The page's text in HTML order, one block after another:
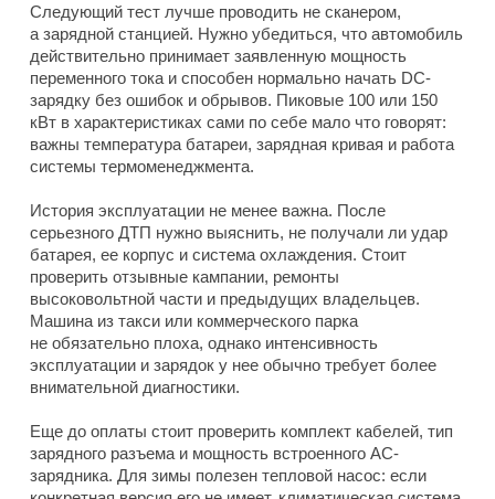
Следующий тест лучше проводить не сканером,
а зарядной станцией. Нужно убедиться, что автомобиль
действительно принимает заявленную мощность
переменного тока и способен нормально начать DC-
зарядку без ошибок и обрывов. Пиковые 100 или 150
кВт в характеристиках сами по себе мало что говорят:
важны температура батареи, зарядная кривая и работа
системы термоменеджмента.
История эксплуатации не менее важна. После
серьезного ДТП нужно выяснить, не получали ли удар
батарея, ее корпус и система охлаждения. Стоит
проверить отзывные кампании, ремонты
высоковольтной части и предыдущих владельцев.
Машина из такси или коммерческого парка
не обязательно плоха, однако интенсивность
эксплуатации и зарядок у нее обычно требует более
внимательной диагностики.
Еще до оплаты стоит проверить комплект кабелей, тип
зарядного разъема и мощность встроенного AC-
зарядника. Для зимы полезен тепловой насос: если